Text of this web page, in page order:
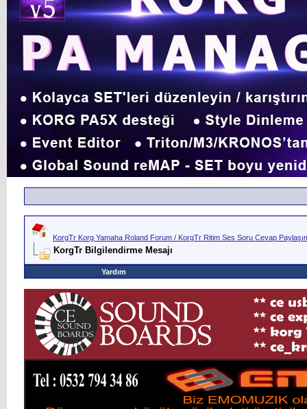
KorgTr Korg Yamaha Roland Forum / KorgTr Ritim Ses Soru Cevap
KorgTr Bilgilendirme Mesajı
Yardım